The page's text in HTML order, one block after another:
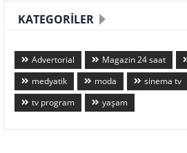
KATEGORILER
Advertorial Magazin 24 saat
medyatik
moda sinema tv
tv program
yaşam